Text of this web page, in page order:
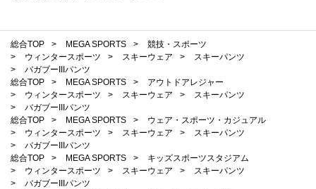
総合TOP > MEGA SPORTS >
競技・スポーツ
>
ウィンタースポーツ > スキーウェア >
スキーパンツ
>
バガブーIIIパンツ
総合TOP
> MEGA SPORTS >
アウトドアレジャー
>
ウィンタースポーツ > スキーウェア >
スキーパンツ
>
バガブーIIIパンツ
総合TOP
> MEGA SPORTS >
ウェア・スポーツ・カジュアル
>
ウィンタースポーツ > スキーウェア >
スキーパンツ
>
バガブーIIIパンツ
総合TOP
> MEGA SPORTS >
キッズスポーツスタジアム
>
ウィンタースポーツ > スキーウェア >
スキーパンツ
>
バガブーIIIパンツ